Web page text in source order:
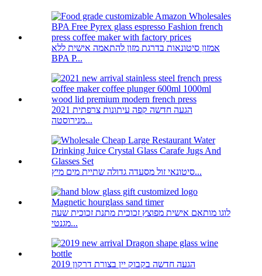
אמזון סיטונאות בדרגת מזון להתאמה אישית ללא
BPA P...
2021 הגעה חדשה קפה עיתונות צרפתית
מנירוסטה...
סיטונאי זול מסעדה גדולה שתיית מים מיץ...
לוגו מותאם אישית מפוצץ זכוכית מתנת זכוכית שעה
מגנטי...
2019 הגעה חדשה בקבוק יין בצורת דרקון